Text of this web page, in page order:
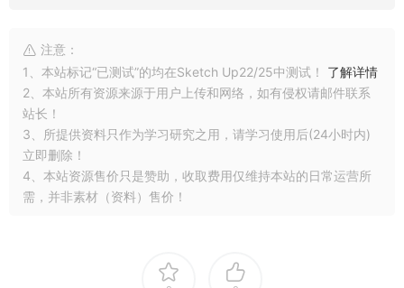
注意：
1、本站标记“已测试”的均在Sketch Up22/25中测试！ 了解详情
2、本站所有资源来源于用户上传和网络，如有侵权请邮件联系
站长！
3、所提供资料只作为学习研究之用，请学习使用后(24小时内)
立即删除！
4、本站资源售价只是赞助，收取费用仅维持本站的日常运营所
需，并非素材（资料）售价！